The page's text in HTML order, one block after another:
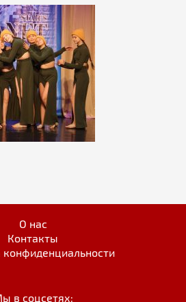
О нас
Контакты
конфиденциальности
в соцсетях: